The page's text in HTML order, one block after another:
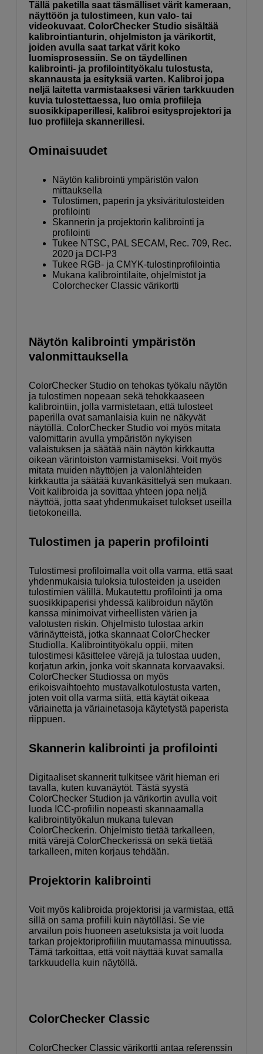
Tällä paketilla saat täsmälliset värit kameraan,
näyttöön ja tulostimeen, kun valo- tai
videokuvaat. ColorChecker Studio sisältää
kalibrointianturin, ohjelmiston ja värikortit,
joiden avulla saat tarkat värit koko
luomisprosessiin. Se on täydellinen
kalibrointi- ja profilointityökalu tulostusta,
skannausta ja esityksiä varten. Kalibroi jopa
neljä laitetta varmistaaksesi värien tarkkuuden
kuvia tulostettaessa, luo omia profiileja
suosikkipaperillesi, kalibroi esitysprojektori ja
luo profiileja skannerillesi.
Ominaisuudet
Näytön kalibrointi ympäristön valon
mittauksella
Tulostimen, paperin ja yksiväritulosteiden
profilointi
Skannerin ja projektorin kalibrointi ja
profilointi
Tukee NTSC, PAL SECAM, Rec. 709, Rec.
2020 ja DCI-P3
Tukee RGB- ja CMYK-tulostinprofilointia
Mukana kalibrointilaite, ohjelmistot ja
Colorchecker Classic värikortti
Näytön kalibrointi ympäristön
valonmittauksella
ColorChecker Studio on tehokas työkalu näytön
ja tulostimen nopeaan sekä tehokkaaseen
kalibrointiin, jolla varmistetaan, että tulosteet
paperilla ovat samanlaisia kuin ne näkyvät
näytöllä. ColorChecker Studio voi myös mitata
valomittarin avulla ympäristön nykyisen
valaistuksen ja säätää näin näytön kirkkautta
oikean värintoiston varmistamiseksi. Voit myös
mitata muiden näyttöjen ja valonlähteiden
kirkkautta ja säätää kuvankäsittelyä sen mukaan.
Voit kalibroida ja sovittaa yhteen jopa neljä
näyttöä, jotta saat yhdenmukaiset tulokset useilla
tietokoneilla.
Tulostimen ja paperin profilointi
Tulostimesi profiloimalla voit olla varma, että saat
yhdenmukaisia tuloksia tulosteiden ja useiden
tulostimien välillä. Mukautettu profilointi ja oma
suosikkipaperisi yhdessä kalibroidun näytön
kanssa minimoivat virheellisten värien ja
valotusten riskin. Ohjelmisto tulostaa arkin
värinäytteistä, jotka skannaat ColorChecker
Studiolla. Kalibrointityökalu oppii, miten
tulostimesi käsittelee värejä ja tulostaa uuden,
korjatun arkin, jonka voit skannata korvaavaksi.
ColorChecker Studiossa on myös
erikoisvaihtoehto mustavalkotulostusta varten,
joten voit olla varma siitä, että käytät oikeaa
väriainetta ja väriainetasoja käytetystä paperista
riippuen.
Skannerin kalibrointi ja profilointi
Digitaaliset skannerit tulkitsee värit hieman eri
tavalla, kuten kuvanäytöt. Tästä syystä
ColorChecker Studion ja värikortin avulla voit
luoda ICC-profiilin nopeasti skannaamalla
kalibrointityökalun mukana tulevan
ColorCheckerin. Ohjelmisto tietää tarkalleen,
mitä värejä ColorCheckerissä on sekä tietää
tarkalleen, miten korjaus tehdään.
Projektorin kalibrointi
Voit myös kalibroida projektorisi ja varmistaa, että
sillä on sama profiili kuin näytölläsi. Se vie
arvailun pois huoneen asetuksista ja voit luoda
tarkan projektoriprofiilin muutamassa minuutissa.
Tämä tarkoittaa, että voit näyttää kuvat samalla
tarkkuudella kuin näytöllä.
ColorChecker Classic
ColorChecker Classic värikortti antaa referenssin